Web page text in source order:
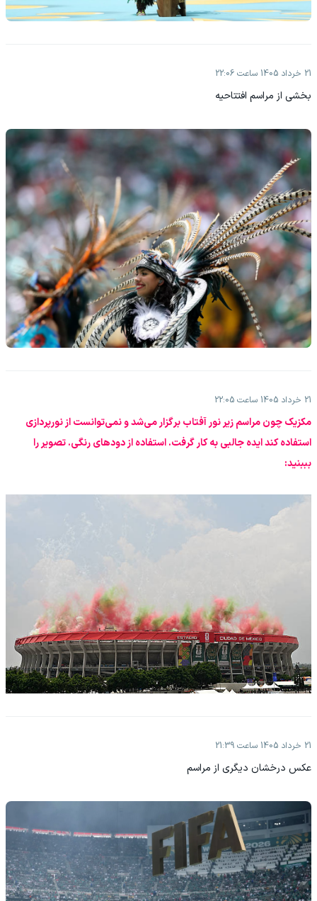
21 خرداد 1405 ساعت 22:06
بخشی از مراسم افتتاحیه
21 خرداد 1405 ساعت 22:05
مکزیک چون مراسم زیر نور آفتاب برگزار می‌شد و نمی‌توانست از نورپردازی
استفاده کند ایده جالبی به کار گرفت. استفاده از دودهای رنگی. تصویر را
بببنید:
21 خرداد 1405 ساعت 21:39
عکس درخشان دیگری از مراسم